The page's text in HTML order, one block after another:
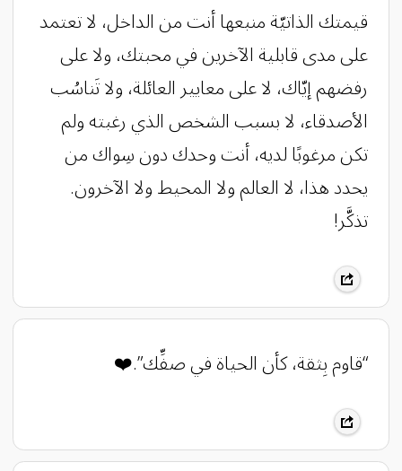
‏قيمتك الذاتيّة منبعها أنت من الداخل، لا تعتمد
على مدى قابلية الآخرين في محبتك، ولا على
رفضهم إيّاك، لا على معايير العائلة، ولا تَناسُب
الأصدقاء، لا بسبب الشخص الذي رغبته ولم
تكن مرغوبًا لديه، أنت وحدك دون سِواك من
يحدد هذا، لا العالم ولا المحيط ولا الآخرون.
تذكَّر!
‏“قاوم بِثقة، كأن الحياة في صفِّك”.❤️